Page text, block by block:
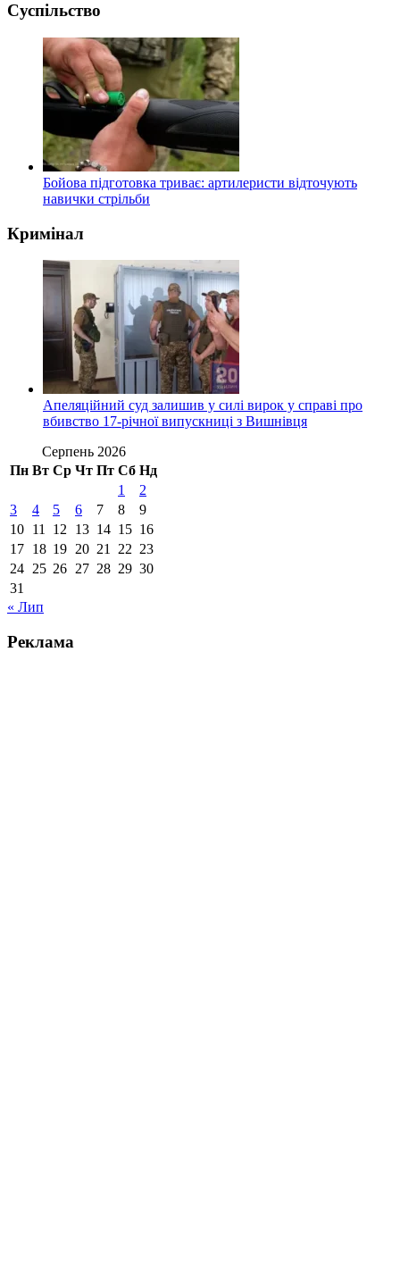
Суспільство
Бойова підготовка триває: артилеристи відточують
навички стрільби
Кримінал
Апеляційний суд залишив у силі вирок у справі про
вбивство 17-річної випускниці з Вишнівця
Серпень 2026
Пн Вт Ср Чт Пт Сб Нд
1
2
3
4 5 6 7 8
9
10 11 12 13 14 15 16
17 18 19 20 21 22 23
24 25 26 27 28 29 30
31
« Лип
Реклама